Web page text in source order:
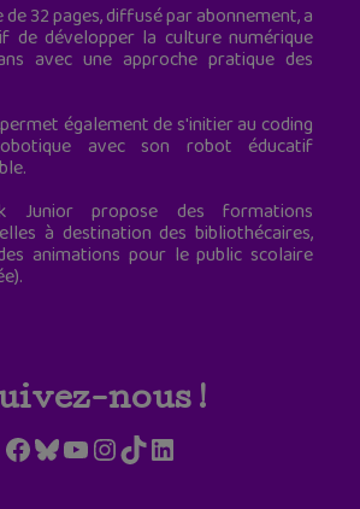
de 32 pages, diffusé par abonnement, a
de développer la culture numérique
avec une approche pratique des
également de s'initier au coding
avec son robot éducatif
Junior propose des formations
à destination des bibliothécaires,
animations pour le public scolaire
nous !
Facebook
Bluesky
YouTube
Instagram
TikTokLinkedIn